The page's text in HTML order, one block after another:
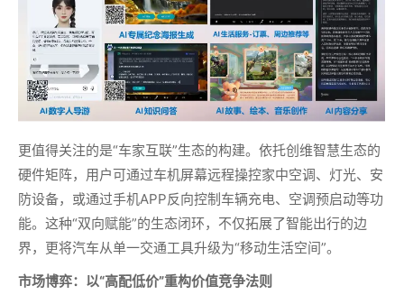
更值得关注的是“车家互联”生态的构建。依托创维智慧生态的
硬件矩阵，用户可通过车机屏幕远程操控家中空调、灯光、安
防设备，或通过手机APP反向控制车辆充电、空调预启动等功
能。这种“双向赋能”的生态闭环，不仅拓展了智能出行的边
界，更将汽车从单一交通工具升级为“移动生活空间”。
市场博弈：以“高配低价”重构价值竞争法则